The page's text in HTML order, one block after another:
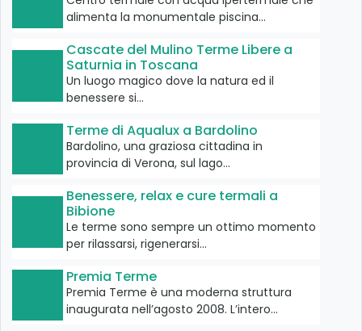
alimenta la monumentale piscina…
Cascate del Mulino Terme Libere a
Saturnia in Toscana
Un luogo magico dove la natura ed il
benessere si…
Terme di Aqualux a Bardolino
Bardolino, una graziosa cittadina in
provincia di Verona, sul lago…
Benessere, relax e cure termali a
Bibione
Le terme sono sempre un ottimo momento
per rilassarsi, rigenerarsi…
Premia Terme
Premia Terme è una moderna struttura
inaugurata nell’agosto 2008. L’intero…